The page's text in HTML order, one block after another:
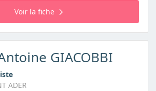
Voir la fiche
GIACOBBI
ADER